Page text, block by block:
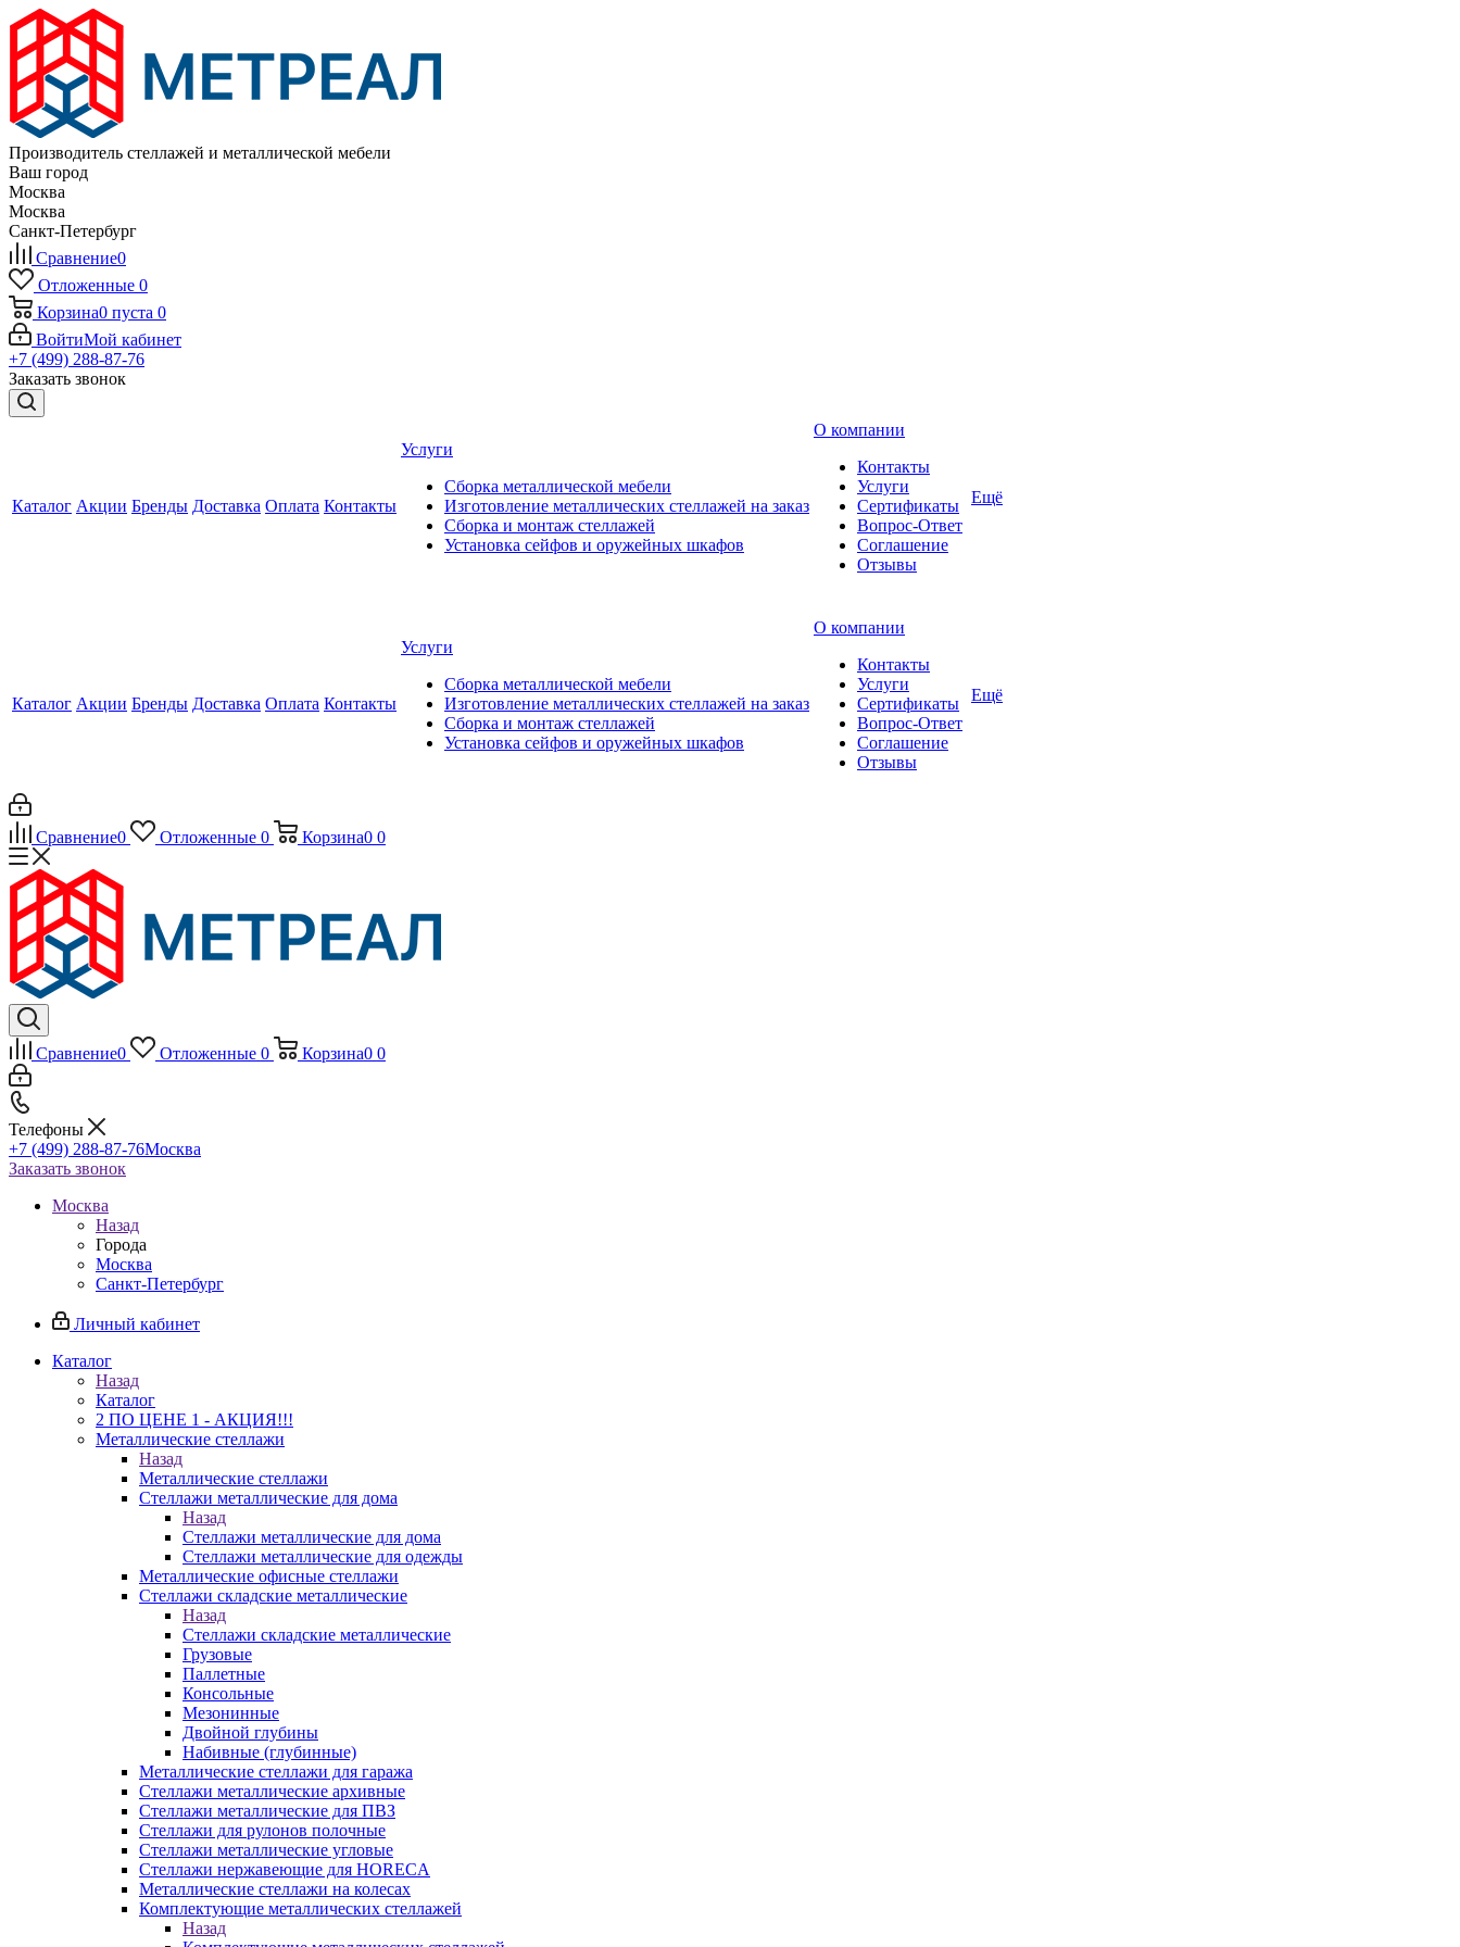
Производитель стеллажей и металлической мебели
Ваш город
Москва
Москва
Санкт-Петербург
Сравнение0
Отложенные 0
Корзина0 пуста 0
ВойтиМой кабинет
+7 (499) 288-87-76
Заказать звонок
Каталог Акции Бренды Доставка Оплата Контакты
Услуги
Сборка металлической мебели
Изготовление металлических стеллажей на заказ
Сборка и монтаж стеллажей
Установка сейфов и оружейных шкафов
О компании
Контакты
Услуги
Сертификаты
Вопрос-Ответ
Соглашение
Отзывы
Ещё
Каталог Акции Бренды Доставка Оплата Контакты
Услуги
Сборка металлической мебели
Изготовление металлических стеллажей на заказ
Сборка и монтаж стеллажей
Установка сейфов и оружейных шкафов
О компании
Контакты
Услуги
Сертификаты
Вопрос-Ответ
Соглашение
Отзывы
Ещё
Сравнение0 Отложенные 0 Корзина0 0
Сравнение0 Отложенные 0 Корзина0 0
Телефоны
+7 (499) 288-87-76Москва
Заказать звонок
Москва
Назад
Города
Москва
Санкт-Петербург
Личный кабинет
Каталог
Назад
Каталог
2 ПО ЦЕНЕ 1 - АКЦИЯ!!!
Металлические стеллажи
Назад
Металлические стеллажи
Стеллажи металлические для дома
Назад
Стеллажи металлические для дома
Стеллажи металлические для одежды
Металлические офисные стеллажи
Стеллажи складские металлические
Назад
Стеллажи складские металлические
Грузовые
Паллетные
Консольные
Мезонинные
Двойной глубины
Набивные (глубинные)
Металлические стеллажи для гаража
Стеллажи металлические архивные
Стеллажи металлические для ПВЗ
Стеллажи для рулонов полочные
Стеллажи металлические угловые
Стеллажи нержавеющие для HORECA
Металлические стеллажи на колесах
Комплектующие металлических стеллажей
Назад